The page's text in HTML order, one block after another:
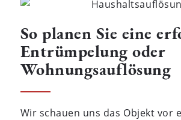
So planen Sie eine
Entrümpelung oder
Wohnungsauflösung
Wir schauen uns das Objekt vor